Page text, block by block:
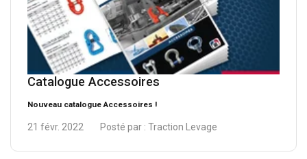
Catalogue Accessoires
Nouveau catalogue Accessoires !
21 févr. 2022 Posté par : Traction Levage